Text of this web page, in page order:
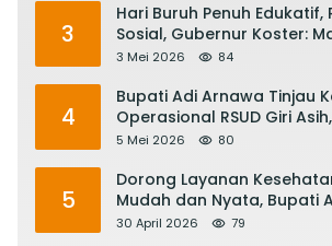
3
Hari Buruh Penuh
Sosial, Gubernur Koster:
Keringat Pekerja Mesin
3 Mei 2026 84
4
Bupati Adi Arnawa Tinjau
Operasional RSUD Giri
RS Rujukan Terbaik
5 Mei 2026 80
5
Dorong Layanan
Mudah dan Nyata, Bupati
Evaluasi ‘Mantap Nak
30 April 2026 79